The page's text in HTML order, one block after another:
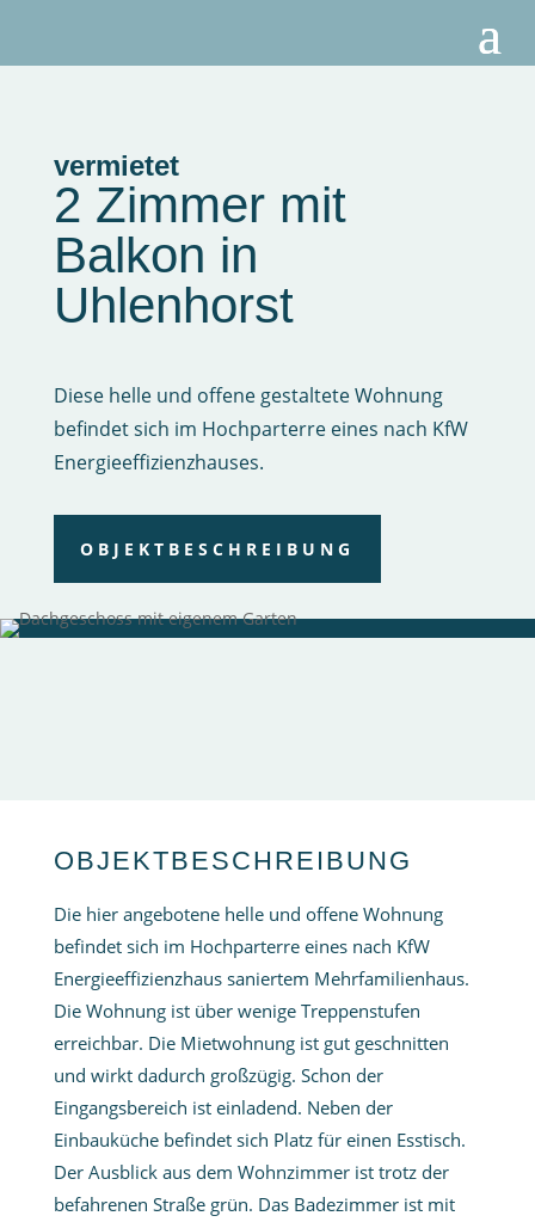
vermietet
2 Zimmer mit
Balkon in
Uhlenhorst
Diese helle und offene gestaltete Wohnung
befindet sich im Hochparterre eines nach KfW
Energieeffizienzhauses.
OBJEKTBESCHREIBUNG
OBJEKTBESCHREIBUNG
Die hier angebotene helle und offene Wohnung
befindet sich im Hochparterre eines nach KfW
Energieeffizienzhaus saniertem Mehrfamilienhaus.
Die Wohnung ist über wenige Treppenstufen
erreichbar. Die Mietwohnung ist gut geschnitten
und wirkt dadurch großzügig. Schon der
Eingangsbereich ist einladend. Neben der
Einbauküche befindet sich Platz für einen Esstisch.
Der Ausblick aus dem Wohnzimmer ist trotz der
befahrenen Straße grün. Das Badezimmer ist mit